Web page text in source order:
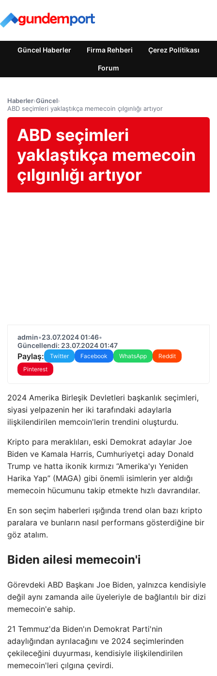
Güncel Haberler Firma Rehberi Çerez Politikası
Forum
Haberler›Güncel›
ABD seçimleri yaklaştıkça memecoin çılgınlığı artıyor
ABD seçimleri
yaklaştıkça memecoin
çılgınlığı artıyor
admin•23.07.2024 01:46•
Güncellendi: 23.07.2024 01:47
Paylaş: Twitter Facebook WhatsApp
Reddit
Pinterest
2024 Amerika Birleşik Devletleri başkanlık seçimleri,
siyasi yelpazenin her iki tarafındaki adaylarla
ilişkilendirilen memcoin'lerin trendini oluşturdu.
Kripto para meraklıları, eski Demokrat adaylar Joe
Biden ve Kamala Harris, Cumhuriyetçi aday Donald
Trump ve hatta ikonik kırmızı “Amerika'yı Yeniden
Harika Yap” (MAGA) gibi önemli isimlerin yer aldığı
memecoin hücumunu takip etmekte hızlı davrandılar.
En son seçim haberleri ışığında trend olan bazı kripto
paralara ve bunların nasıl performans gösterdiğine bir
göz atalım.
Biden ailesi memecoin'i
Görevdeki ABD Başkanı Joe Biden, yalnızca kendisiyle
değil aynı zamanda aile üyeleriyle de bağlantılı bir dizi
memecoin'e sahip.
21 Temmuz'da Biden'ın Demokrat Parti'nin
adaylığından ayrılacağını ve 2024 seçimlerinden
çekileceğini duyurması, kendisiyle ilişkilendirilen
memecoin'leri çılgına çevirdi.